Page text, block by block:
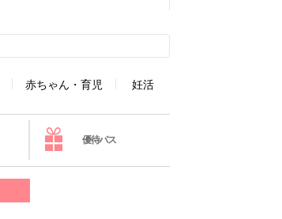
赤ちゃん・育児 妊活
優待パス